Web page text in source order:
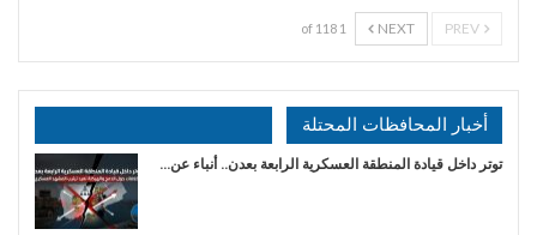
NEXT
1 of 118
أخبار المحافظات المحتلة
توتر داخل قيادة المنطقة العسكرية الرابعة بعدن.. أنباء عن…